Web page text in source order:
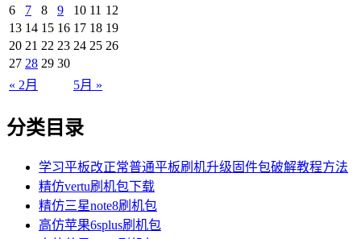
« 2月 5月 »
6
7 8 9 10 11 12
13 14 15 16 17 18 19
20 21 22 23 24 25 26
27 28 29 30
分类目录
学习平板改正常普通平板刷机升级固件包破解教程方法
精仿vertu刷机包下载
精仿三星note8刷机包
高仿苹果6splus刷机包